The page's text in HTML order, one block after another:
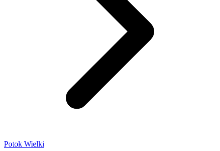
Potok Wielki